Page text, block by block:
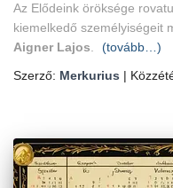
Az Elődeink öröksége
kiemelkedő személyiségeit
Aigner Lajos.
(tovább…)
Szerző: Merkurius |